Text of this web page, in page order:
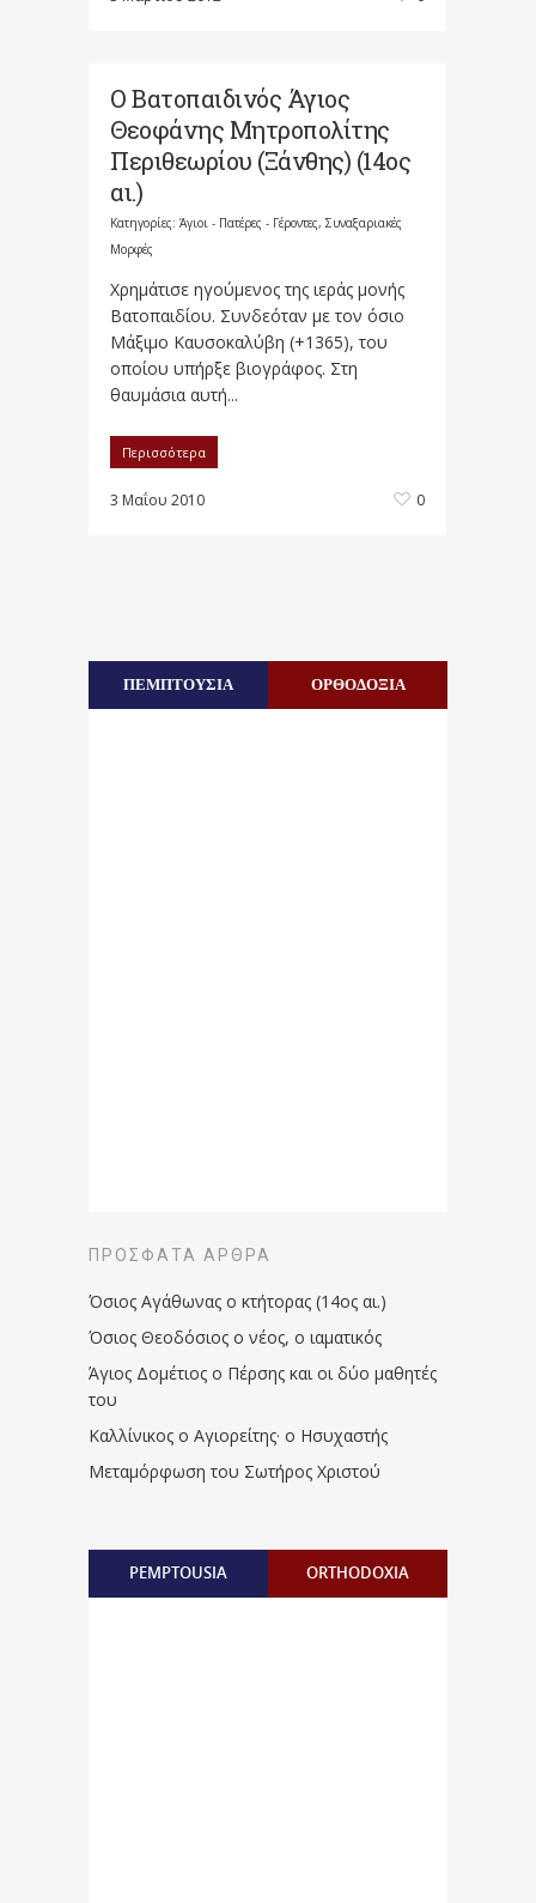
Ο Βατοπαιδινός Άγιος
Θεοφάνης Μητροπολίτης
Περιθεωρίου (Ξάνθης) (14ος
αι.)
Κατηγορίες: Άγιοι - Πατέρες - Γέροντες, Συναξαριακές
Μορφές
Χρημάτισε ηγούμενος της ιεράς μονής
Βατοπαιδίου. Συνδεόταν με τον όσιο
Μάξιμο Καυσοκαλύβη (+1365), του
οποίου υπήρξε βιογράφος. Στη
θαυμάσια αυτή...
Περισσότερα
3 Μαΐου 2010 0
ΠΕΜΠΤΟΥΣΙΑ ΟΡΘΟΔΟΞΙΑ
ΠΡΌΣΦΑΤΑ ΆΡΘΡΑ
Όσιος Αγάθωνας ο κτήτορας (14ος αι.)
Όσιος Θεοδόσιος ο νέος, ο ιαματικός
Άγιος Δομέτιος ο Πέρσης και οι δύο μαθητές
του
Καλλίνικος ο Αγιορείτης · ο Ησυχαστής
Μεταμόρφωση του Σωτήρος Χριστού
PEMPTOUSIA ORTHODOXIA